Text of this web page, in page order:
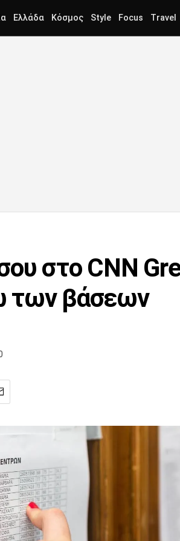
Ελλάδα Κόσμος Style Focus Travel
στο CNN
των βάσεων